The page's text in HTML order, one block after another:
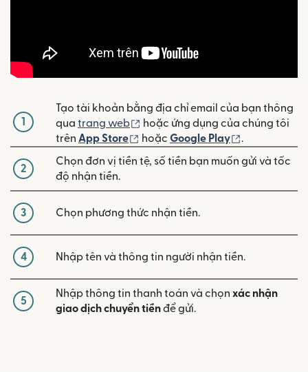
1
Tạo tài khoản bằng địa chỉ email của bạn thông
qua trang web (mở trong cửa sổ mới)
hoặc ứng dụng của chúng tôi
trên App Store (mở trong cửa sổ mới)
hoặc Google Play .
2
Chọn đơn vị tiền tệ, số tiền bạn muốn gửi và tốc
độ nhận tiền.
3 Chọn phương thức nhận tiền.
4 Nhập tên và thông tin người nhận tiền.
5
Nhập thông tin thanh toán và chọn xác nhận
giao dịch chuyển tiềnđể gửi.